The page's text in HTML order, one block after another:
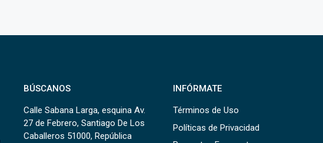
BÚSCANOS
Calle Sabana Larga, esquina Av.
27 de Febrero, Santiago De Los
Caballeros 51000, República
INFÓRMATE
Términos de Uso
Políticas de Privacidad